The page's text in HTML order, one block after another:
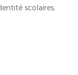
scolaires,